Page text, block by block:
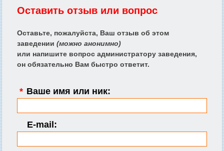
Оставить отзыв или вопрос
Оставьте, пожалуйста, Ваш отзыв об этом
заведении (можно анонимно)
или напишите вопрос администратору заведения,
он обязательно Вам быстро ответит.
* Ваше имя или ник:
E-mail: